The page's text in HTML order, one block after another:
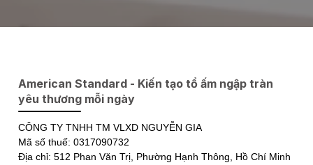
American Standard - Kiến tạo tổ ấm ngập tràn
yêu thương mỗi ngày
CÔNG TY TNHH TM VLXD NGUYỄN GIA
Mã số thuế: 0317090732
Địa chỉ: 512 Phan Văn Trị, Phường Hạnh Thông, Hồ Chí Minh